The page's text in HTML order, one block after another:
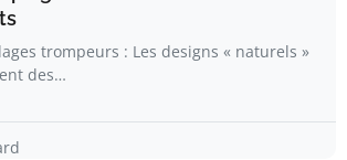
trompeurs : Les designs « naturels »
des…